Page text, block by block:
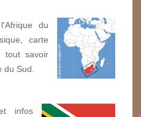
du
carte
tout savoir
Sud.
infos